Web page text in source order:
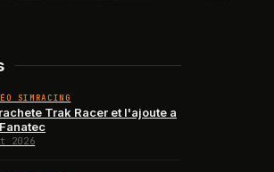
SIMRACING
Trak Racer et l'ajoute a
2026